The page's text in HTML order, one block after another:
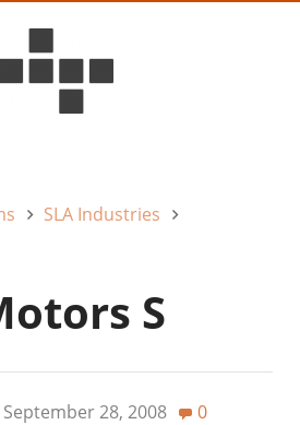
SLA Industries
S
September 28, 2008 0